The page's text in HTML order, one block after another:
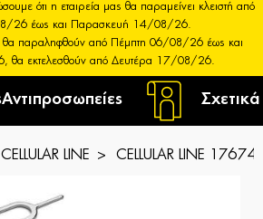
Αντιπροσωπείες
ότι η εταιρεία μας θα παραμείνει κλειστή από
26 έως και Παρασκευή 14/08/26.
θα παραληφθούν από Πέμπτη 06/08/26 έως και
θα εκτελεσθούν από Δευτέρα 17/08/26.
CELLULAR LINE CELLULAR LINE